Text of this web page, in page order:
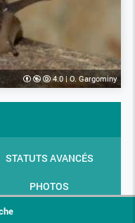
4.0 |O. Gargominy
STATUTS AVANCÉS
PHOTOS